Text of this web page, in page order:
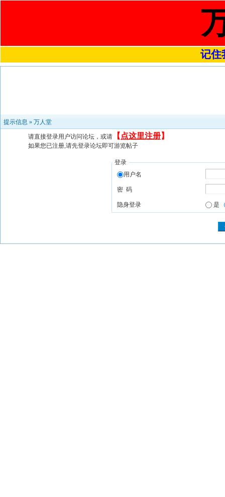
记住
提示信息 » 万人堂
请直接登录用户访问论坛，或请 【 点这里注册】
如果您已注册,请先登录论坛即可游览帖子
登录
用户名
密 码
隐身登录 是